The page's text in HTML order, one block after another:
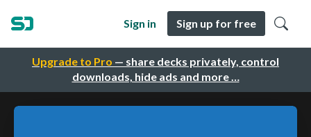
Upgrade to Pro — share decks privately, control
downloads, hide ads and more …
Sign in Sign up for free